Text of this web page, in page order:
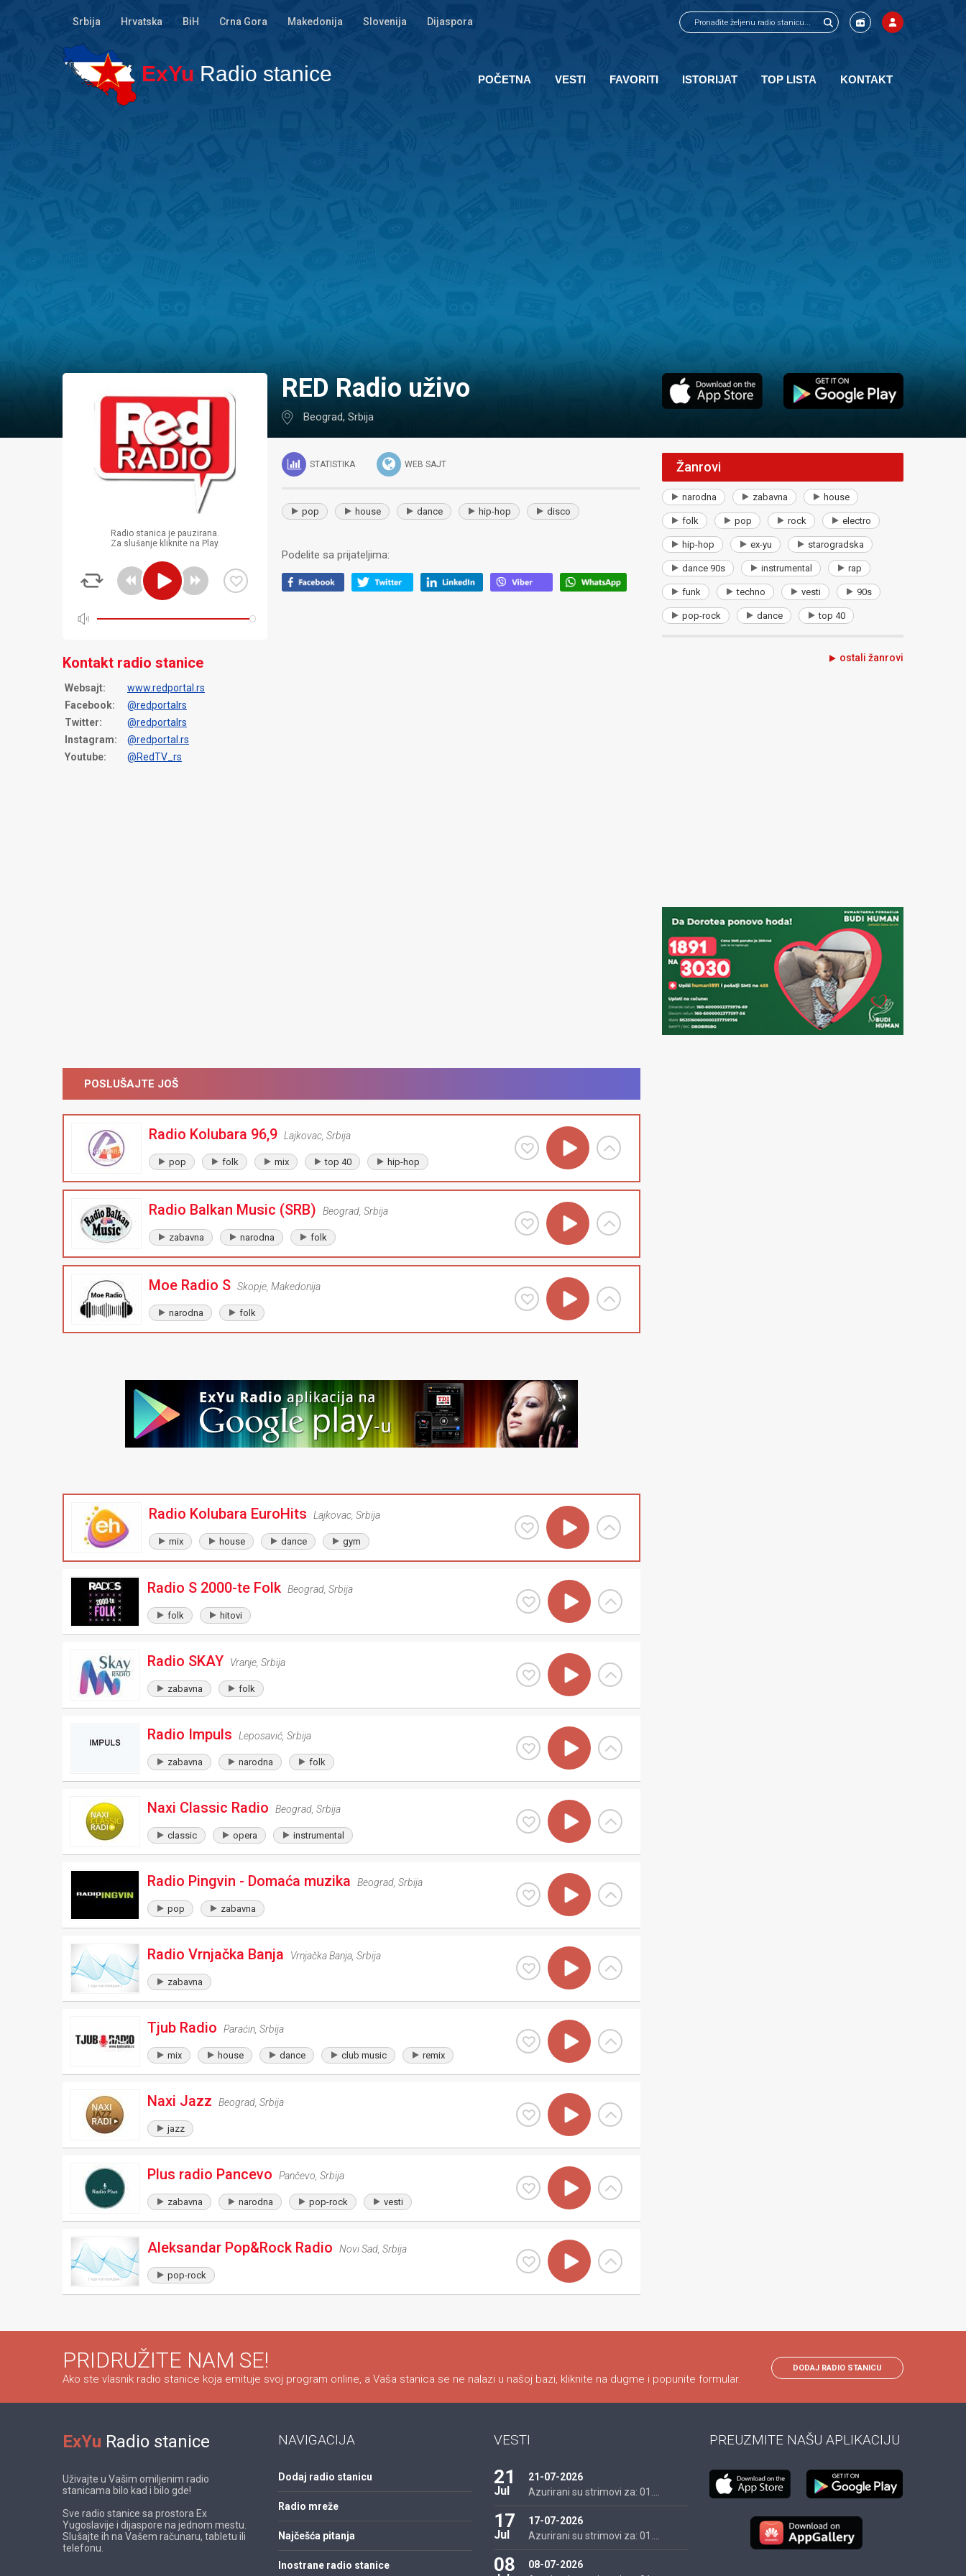
Srbija Hrvatska BiH Crna Gora Makedonija Slovenija Dijaspora
ExYu Radio stanice POČETNA VESTI FAVORITI ISTORIJAT TOP LISTA KONTAKT
Radio stanica je pauzirana.
Za slušanje kliknite na Play.
RED Radio uživo
Beograd, Srbija
STATISTIKA WEB SAJT
pop house dance hip-hop disco
Podelite sa prijateljima:
Kontakt radio stanice
Websajt:
www.redportal.rs
Facebook:
@redportalrs
Twitter:
@redportalrs
Instagram:
@redportal.rs
Youtube:
@RedTV_rs
POSLUŠAJTE JOŠ
Radio Kolubara 96,9 Lajkovac Srbija
pop folk mix top 40 hip-hop
Radio Balkan Music (SRB) Beograd Srbija
zabavna narodna folk
Moe Radio S Skopje Makedonija
narodna folk
Radio Kolubara EuroHits Lajkovac Srbija
mix house dance gym
Radio S 2000-te Folk Beograd Srbija
folk hitovi
Radio SKAY Vranje Srbija
zabavna folk
Radio Impuls Leposavić Srbija
zabavna narodna folk
Naxi Classic Radio Beograd Srbija
classic opera instrumental
Radio Pingvin - Domaća muzika Beograd Srbija
pop zabavna
Radio Vrnjačka Banja Vrnjačka Banja Srbija
zabavna
Tjub Radio Paraćin Srbija
mix house dance club music remix
Naxi Jazz Beograd Srbija
jazz
Plus radio Pancevo Pančevo Srbija
zabavna narodna pop-rock vesti
Aleksandar Pop&Rock Radio Novi Sad Srbija
pop-rock
Žanrovi
narodna zabavna house
folk pop rock electro
hip-hop ex-yu starogradska
dance 90s instrumental rap
funk techno vesti 90s
pop-rock dance top 40
ostali žanrovi
PRIDRUŽITE NAM SE!
Ako ste vlasnik radio stanice koja emituje svoj program online, a Vaša stanica se ne nalazi u našoj bazi, kliknite na dugme i popunite formular.
DODAJ RADIO STANICU
ExYu Radio stanice
Uživajte u Vašim omiljenim radio
stanicama bilo kad i bilo gde!
Sve radio stanice sa prostora Ex
Yugoslavije i dijaspore na jednom mestu.
Slušajte ih na Vašem računaru, tabletu ili
telefonu.
NAVIGACIJA
Dodaj radio stanicu
Radio mreže
Najčešća pitanja
Inostrane radio stanice
VESTI
21
Jul
21-07-2026
Azurirani su strimovi za: 01....
17
Jul
17-07-2026
Azurirani su strimovi za: 01....
08
08-07-2026
PREUZMITE NAŠU APLIKACIJU